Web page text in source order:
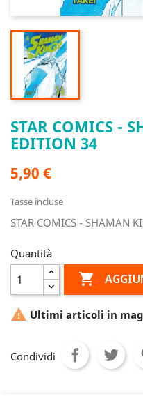
STAR COMICS -
EDITION 34
5,90 €
Tasse incluse
STAR COMICS - SHAMAN
Quantità

 Ultimi articoli in
Condividi